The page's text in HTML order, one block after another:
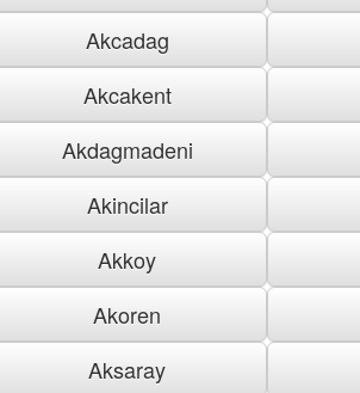
Akcadag
Akcakent
Akdagmadeni
Akincilar
Akkoy
Akoren
Aksaray